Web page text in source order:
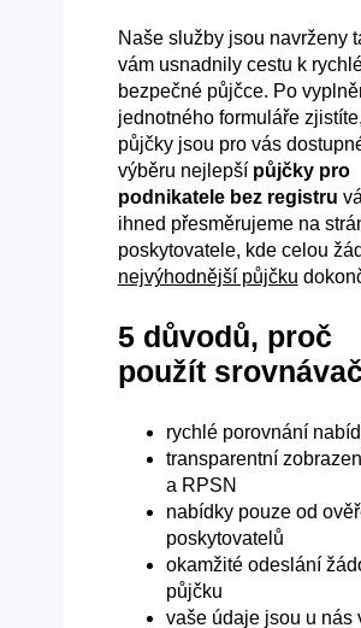
Naše služby jsou navrženy
vám usnadnily cestu k
bezpečné půjčce. Po
jednotného formuláře
půjčky jsou pro vás
výběru nejlepší půjčky pro
podnikatele bez registru
ihned přesměrujeme na
poskytovatele, kde celou
nejvýhodnější půjčku
5 důvodů, proč
použít
rychlé porovnání
transparentní
a RPSN
nabídky pouze od
poskytovatelů
okamžité odeslání
půjčku
vaše údaje jsou u nás